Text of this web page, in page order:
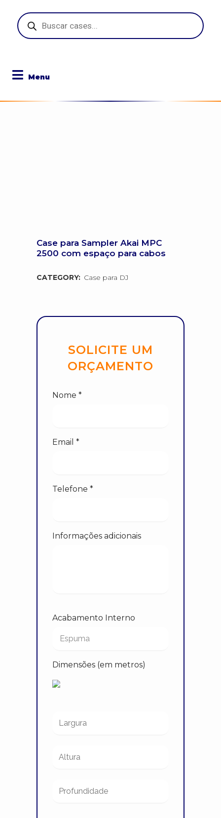
Pesquisar
produtos
Case para Sampler Akai MPC
2500 com espaço para cabos
CATEGORY: Case para DJ
SOLICITE UM
ORÇAMENTO
Nome *
Email *
Telefone *
Informações adicionais
Acabamento Interno
Dimensões (em metros)